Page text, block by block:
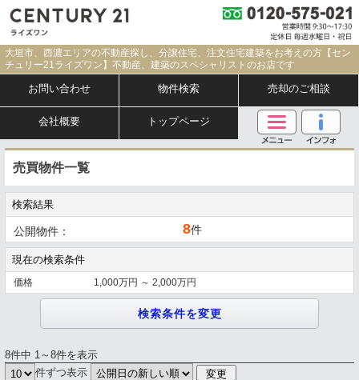
大垣市、西濃エリアの不動産探し、分譲住宅、注文住宅建築をお考えの方【セン
チュリー21ライズワン】不動産、建築のスペシャリストのお店です
お問い合わせ 物件検索 売却のご相談
会社概要 トップページ
売買物件一覧
検索結果
公開物件： 8件
現在の検索条件
価格 1,000万円 ～ 2,000万円
8件中 1～8件を表示
件ずつ表示